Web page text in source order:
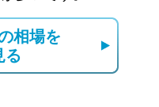
相場を
る